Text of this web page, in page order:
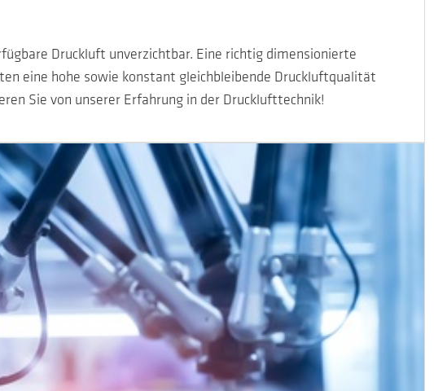
Druckluft unverzichtbar. Eine richtig dimensionierte
eine hohe sowie konstant gleichbleibende Druckluftqualität
Sie von unserer Erfahrung in der Drucklufttechnik!